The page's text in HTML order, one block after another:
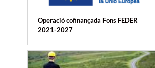
Operació cofinançada Fons FEDER
2021-2027